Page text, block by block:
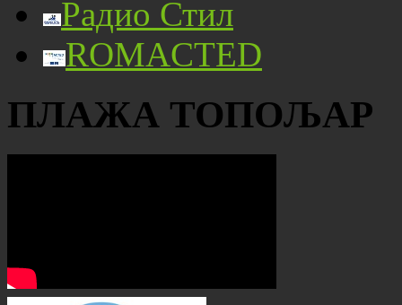
Радио Стил
ROMACTED
ПЛАЖА ТОПОЉАР